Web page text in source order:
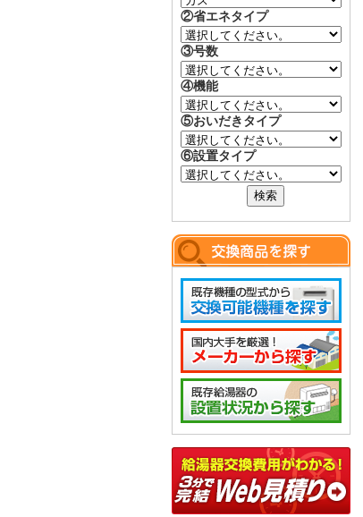
②省エネタイプ
③号数
④機能
⑤おいだきタイプ
⑥設置タイプ